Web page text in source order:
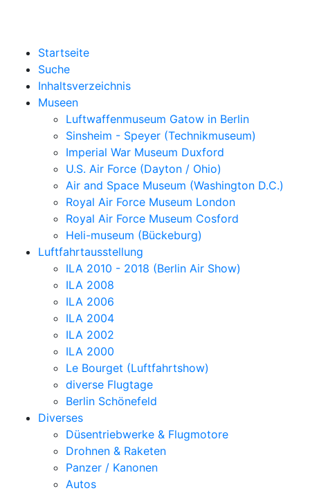
Startseite
Suche
Inhaltsverzeichnis
Museen
Luftwaffenmuseum Gatow in Berlin
Sinsheim - Speyer (Technikmuseum)
Imperial War Museum Duxford
U.S. Air Force (Dayton / Ohio)
Air and Space Museum (Washington D.C.)
Royal Air Force Museum London
Royal Air Force Museum Cosford
Heli-museum (Bückeburg)
Luftfahrtausstellung
ILA 2010 - 2018 (Berlin Air Show)
ILA 2008
ILA 2006
ILA 2004
ILA 2002
ILA 2000
Le Bourget (Luftfahrtshow)
diverse Flugtage
Berlin Schönefeld
Diverses
Düsentriebwerke & Flugmotore
Drohnen & Raketen
Panzer / Kanonen
Autos